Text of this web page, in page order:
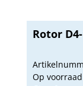
Rotor
Op voorraad